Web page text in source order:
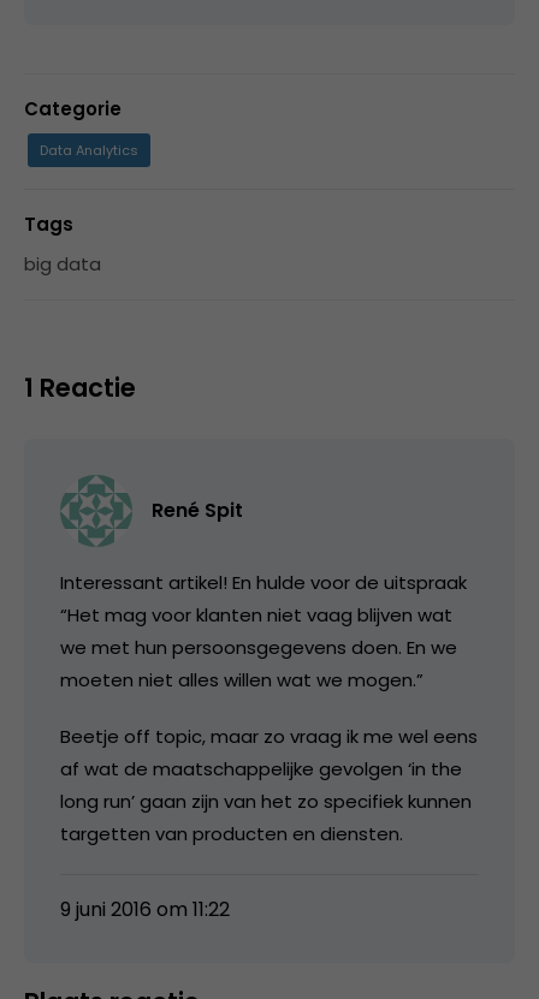
Categorie
Data Analytics
Tags
big data
1 Reactie
René Spit
Interessant artikel! En hulde voor de uitspraak
“Het mag voor klanten niet vaag blijven wat
we met hun persoonsgegevens doen. En we
moeten niet alles willen wat we mogen.”
Beetje off topic, maar zo vraag ik me wel eens
af wat de maatschappelijke gevolgen ‘in the
long run’ gaan zijn van het zo specifiek kunnen
targetten van producten en diensten.
9 juni 2016 om 11:22